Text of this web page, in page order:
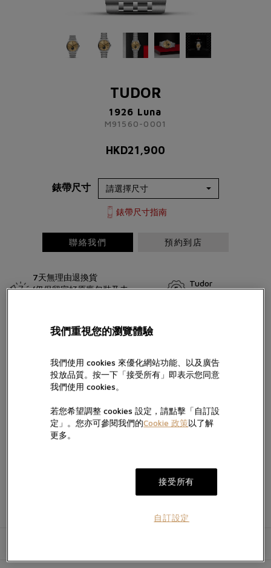
TUDOR
1926 Luna
M91560-0001
HKD21,900
錶帶尺寸
錶帶尺寸指南
聯絡我們 預約到店
7天無理由退換貨
(仍保留完好原廠包裝及未
Tudor
帝舵表的1926系列機械腕錶經典優雅，向品牌起源和製錶傳統致
1926年註冊了「The Tudor」商標，創辦帝舵表。
加入願望清單
TUDOR
1926 Luna
HKD 21,900
+852 2192 3123
請完成以下表格
小姐 女士 太太
按“提交”，即表示您已閱讀並同意我們的私隱政策及Cookie政策，亦
同意我們經電話、手機訊息及電郵向您提供產品及服務信息。
我們將按私隱政策使用您提供的個人信息向您發送產品、服務及活動
的直銷及推廣信息，您亦可隨時聯絡我們更改您的意願。如不希望我
們透過以下方式向您提供有關信息，請於方框內打勾:
電郵。
我們重視您的瀏覽體驗
我們使用 cookies 來優化網站功能、以及廣告
投放品質。按一下「接受所有」即表示您同意
我們使用 cookies。
若您希望調整 cookies 設定，請點擊「自訂設
定」。您亦可參閱我們的Cookie 政策以了解
更多。
接受所有
自訂設定